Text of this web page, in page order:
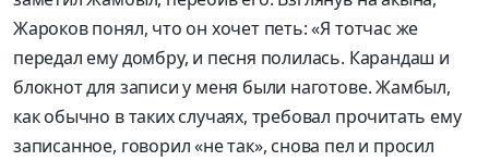
Жароков понял, что он хочет петь: «Я тотчас же
передал ему домбру, и песня полилась. Карандаш и
блокнот для записи у меня были наготове. Жамбыл,
как обычно в таких случаях, требовал прочитать ему
записанное, говорил «не так», снова пел и просил